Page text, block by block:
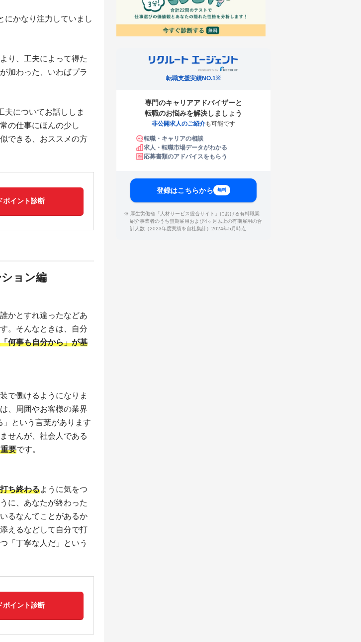
にかなり注力していまし
り、工夫によって得た
加わった、いわばプラ
夫についてお話ししま
の仕事にほんの少し
できる、おススメの方
ポイント診断
ョン編
かとすれ違ったなどあ
。そんなときは、自分
「何事も自分から」が基
で働けるようになりま
、周囲やお客様の業界
という言葉があります
せんが、社会人である
要です。
ち終わるように気をつ
に、あなたが終わった
るなんてことがあるか
えるなどして自分で打
「丁寧な人だ」という
ポイント診断
転職支援実績NO.1※
専門のキャリアアドバイザーと
転職のお悩みを解決しましょう
非公開求人のご紹介も可能です
転職・キャリアの相談
求人・転職市場データがわかる
応募書類のアドバイスをもらう
登録はこちらから 無料
※ 厚生労働省「人材サービス総合サイト」における有料職業
紹介事業者のうち無期雇用および4ヶ月以上の有期雇用の合
計人数（2023年度実績を自社集計）2024年5月時点